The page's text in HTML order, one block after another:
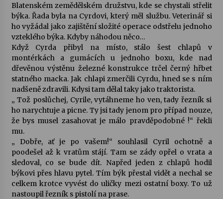
Blatenském zemědělském družstvu, kde se chystali střelit
býka. Řada byla na Cyrdovi, který měl službu. Veterinář si
ho vyžádal jako zajištění složité operace odstřelu jednoho
vzteklého býka. Kdyby náhodou něco…
Když Cyrda přibyl na místo, stálo šest chlapů v
montérkách a gumácích u jednoho boxu, kde nad
dřevěnou výstěnu železné konstrukce trčel černý hřbet
statného macka. Jak chlapi zmerčili Cyrdu, hned se s ním
nadšeně zdravili. Kdysi tam dělal taky jako traktorista.
„ Tož poslůchej, Cyrile, vytáhneme ho ven, tady řezník si
ho narychtuje a picne. Ty jsi tady jenom pro případ nouze,
že bys musel zasahovat je málo pravděpodobné !“ řekli
mu.
„ Dobře, ať je po vašem!“ souhlasil Cyril ochotně a
poodešel až k vratům stájí. Tam se zády opřel o vrata a
sledoval, co se bude dít. Napřed jeden z chlapů hodil
býkovi přes hlavu pytel. Tím býk přestal vidět a nechal se
celkem krotce vyvést do uličky mezi ostatní boxy. To už
nastoupil řezník s pistolí na prase.